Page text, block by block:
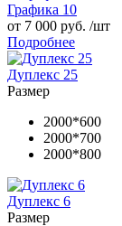
Графика 10
от 7 000 руб. /шт
Подробнее
Дуплекс 25
Размер
2000*600
2000*700
2000*800
Дуплекс 6
Размер